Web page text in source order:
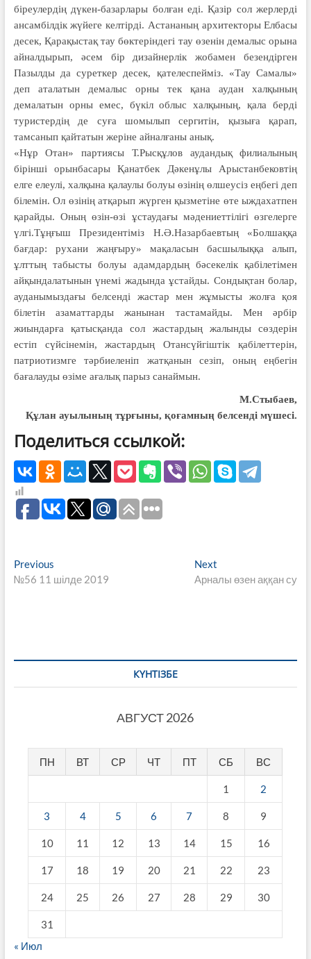
біреулердің дүкен-базарлары болған еді. Қазір сол жерлерді
ансамбілдік жүйеге келтірді. Астананың архитекторы Елбасы
десек, Қарақыстақ тау бөктеріндегі тау өзенін демалыс орына
айналдырып, әсем бір дизайнерлік жобамен безендірген
Пазылды да суреткер десек, қателеспейміз. «Тау Самалы»
деп аталатын демалыс орны тек қана аудан халқының
демалатын орны емес, бүкіл облыс халқының, қала берді
туристердің де суға шомылып сергитін, қызыға қарап,
тамсанып қайтатын жеріне айналғаны анық.
«Нұр Отан» партиясы Т.Рысқұлов аудандық филиалының
бірінші орынбасары Қанатбек Дәкенұлы Арыстанбековтің
елге елеулі, халқына қалаулы болуы өзінің өлшеусіз еңбегі деп
білемін. Ол өзінің атқарып жүрген қызметіне өте ыждахатпен
қарайды. Оның өзін-өзі ұстаудағы мәдениеттілігі өзгелерге
үлгі.Тұңғыш Президентіміз Н.Ә.Назарбаевтың «Болшаққа
бағдар: рухани жаңғыру» мақаласын басшылыққа алып,
ұлттың табысты болуы адамдардың бәсекелік қабілетімен
айқындалатынын үнемі жадында ұстайды. Сондықтан болар,
ауданымыздағы белсенді жастар мен жұмысты жолға қоя
білетін азаматтарды жанынан тастамайды. Мен әрбір
жиындарға қатысқанда сол жастардың жалынды сөздерін
естіп сүйсінемін, жастардың Отансүйгіштік қабілеттерін,
патриотизмге тәрбиеленіп жатқанын сезіп, оның еңбегін
бағалауды өзіме ағалық парыз санаймын.
М.Стыбаев,
Құлан ауылының тұрғыны, қоғамның белсенді мүшесі.
Поделиться ссылкой:
Навигация
по
PreviousPrevious
post:
№56 11 шілде 2019
Next
post:
Арналы өзен аққан су
КҮНТІЗБЕ
АВГУСТ 2026
ПН ВТ СР ЧТ ПТ СБ ВС
1 2
3 4 5 6 7 8 9
10 11 12 13 14 15 16
17 18 19 20 21 22 23
24 25 26 27 28 29 30
31
« Июл